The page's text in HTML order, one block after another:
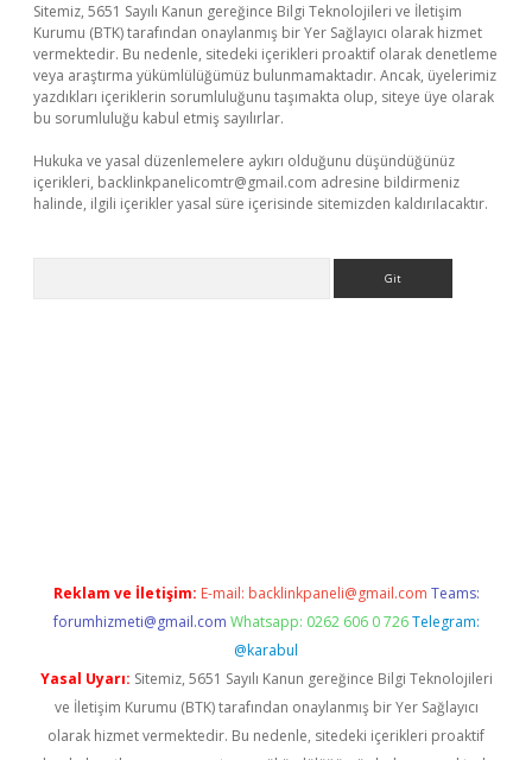
Sitemiz, 5651 Sayılı Kanun gereğince Bilgi Teknolojileri ve İletişim
Kurumu (BTK) tarafından onaylanmış bir Yer Sağlayıcı olarak hizmet
vermektedir. Bu nedenle, sitedeki içerikleri proaktif olarak denetleme
veya araştırma yükümlülüğümüz bulunmamaktadır. Ancak, üyelerimiz
yazdıkları içeriklerin sorumluluğunu taşımakta olup, siteye üye olarak
bu sorumluluğu kabul etmiş sayılırlar.
Hukuka ve yasal düzenlemelere aykırı olduğunu düşündüğünüz
içerikleri, backlinkpanelicomtr@gmail.com adresine bildirmeniz
halinde, ilgili içerikler yasal süre içerisinde sitemizden kaldırılacaktır.
Reklam ve İletişim: E-mail: backlinkpaneli@gmail.com Teams:
forumhizmeti@gmail.com Whatsapp: 0262 606 0 726 Telegram:
@karabul
Yasal Uyarı: Sitemiz, 5651 Sayılı Kanun gereğince Bilgi Teknolojileri
ve İletişim Kurumu (BTK) tarafından onaylanmış bir Yer Sağlayıcı
olarak hizmet vermektedir. Bu nedenle, sitedeki içerikleri proaktif